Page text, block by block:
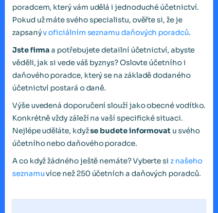
poradcem, který vám udělá i jednoduché účetnictví.
Pokud už máte svého specialistu, ověřte si, že je
zapsanýv oficiálním seznamu daňových poradců.
Jste firma a potřebujete detailní účetnictví, abyste
věděli, jak si vede váš byznys? Oslovte účetního i
daňového poradce, který se na základě dodaného
účetnictví postará o daně.
Výše uvedená doporučení slouží jako obecné vodítko.
Konkrétně vždy záleží na vaší specifické situaci.
Nejlépe uděláte, kdyžse budete informovat u svého
účetního nebo daňového poradce.
A co když žádného ještě nemáte? Vyberte si z našeho
seznamuvíce než 250 účetních a daňových poradců.